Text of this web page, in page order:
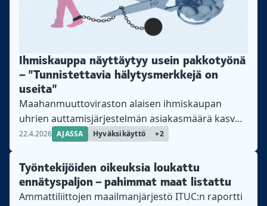
Ihmiskauppa näyttäytyy usein pakkotyönä
– ”Tunnistettavia hälytysmerkkejä on
useita”
Maahanmuuttoviraston alaisen ihmiskaupan
uhrien auttamisjärjestelmän asiakasmäärä kasvoi
lähes 300 autettavalla viime vuonna. Suomessa
Tästä on kyse Ihmiskaupan uhrien
auttamisjärjestelmä auttaa ihmiskaupan uhriksi
joutuneita, heidän alaikäisiä lapsiaan sekä
22.4.2026 AJASSA Hyväksikäyttö +2
Työntekijöiden oikeuksia loukattu
ennätyspaljon – pahimmat maat listattu
Ammattiliittojen maailmanjärjestö ITUC:n raportti